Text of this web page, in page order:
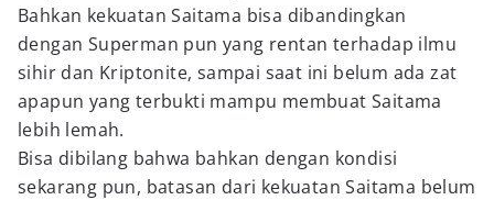
Bahkan kekuatan Saitama bisa dibandingkan
dengan Superman pun yang rentan terhadap ilmu
sihir dan Kriptonite, sampai saat ini belum ada zat
apapun yang terbukti mampu membuat Saitama
lebih lemah.
Bisa dibilang bahwa bahkan dengan kondisi
sekarang pun, batasan dari kekuatan Saitama belum